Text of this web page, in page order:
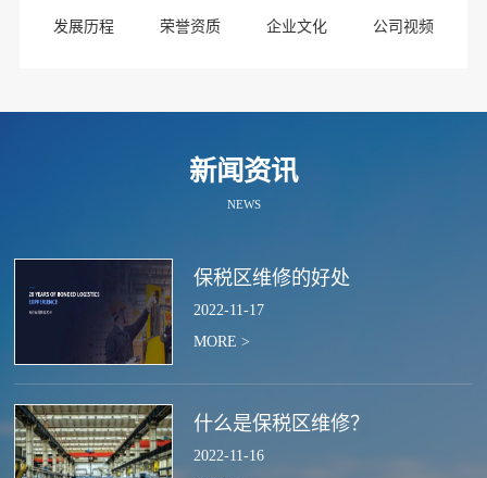
发展历程 荣誉资质 企业文化 公司视频
新闻资讯
NEWS
保税区维修的好处
2022-11-17
MORE >
什么是保税区维修？
2022-11-16